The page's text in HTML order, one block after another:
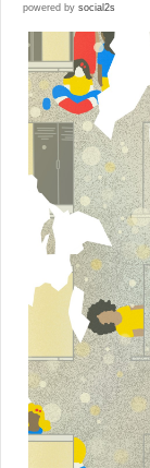
powered by social2s